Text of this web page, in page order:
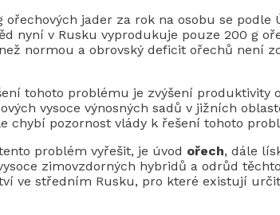
jader za rok na osobu se podle
nyní v Rusku vyprodukuje pouze 200 g
normou a obrovský deficit ořechů není
tohoto problému je zvýšení produktivity
vysoce výnosných sadů v jižních
chybí pozornost vlády k řešení tohoto
problém vyřešit, je úvod ořech, dále
zimovzdorných hybridů a odrůd
ve středním Rusku, pro které existují